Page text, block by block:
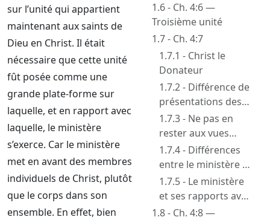
sur l’unité qui appartient
maintenant aux saints de
Dieu en Christ. Il était
nécessaire que cette unité
fût posée comme une
grande plate-forme sur
laquelle, et en rapport avec
laquelle, le ministère
s’exerce. Car le ministère
met en avant des membres
individuels de Christ, plutôt
que le corps dans son
ensemble. En effet, bien
1.6 - Ch. 4:6 —
Troisième unité
1.7 - Ch. 4:7
1.7.1 - Christ le
Donateur
1.7.2 - Différence de
présentations des
dons entre
Corinthiens et
Éphésiens
1.7.3 - Ne pas en
rester aux vues
traditionnelles sur le
ministère et les
dons
1.7.4 - Différences
entre le ministère et
la sacrificature
1.7.5 - Le ministère
et ses rapports avec
le culte
1.8 - Ch. 4:8 —